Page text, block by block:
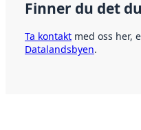
Finner du det
Ta kontakt med oss her,
Datalandsbyen.